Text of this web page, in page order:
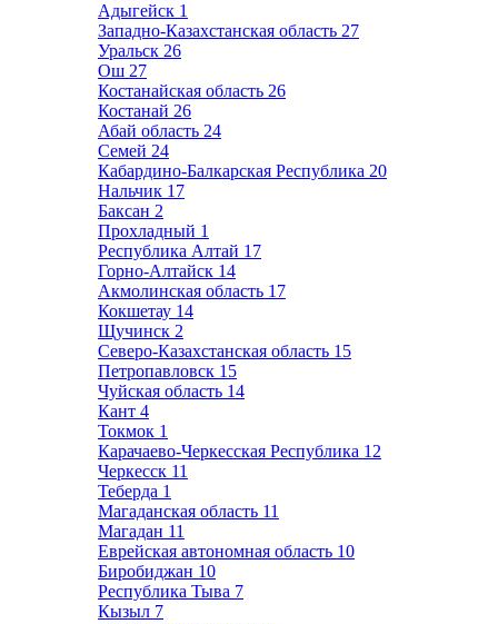
Адыгейск 1
Западно-Казахстанская область 27
Уральск 26
Ош 27
Костанайская область 26
Костанай 26
Абай область 24
Семей 24
Кабардино-Балкарская Республика 20
Нальчик 17
Баксан 2
Прохладный 1
Республика Алтай 17
Горно-Алтайск 14
Акмолинская область 17
Кокшетау 14
Щучинск 2
Северо-Казахстанская область 15
Петропавловск 15
Чуйская область 14
Кант 4
Токмок 1
Карачаево-Черкесская Республика 12
Черкесск 11
Теберда 1
Магаданская область 11
Магадан 11
Еврейская автономная область 10
Биробиджан 10
Республика Тыва 7
Кызыл 7